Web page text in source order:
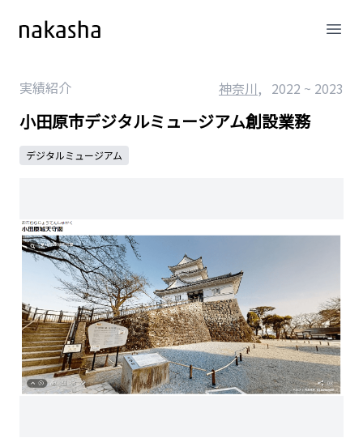
実績紹介 神奈川, 2022 ~ 2023
小田原市デジタルミュージアム創設業務
デジタルミュージアム